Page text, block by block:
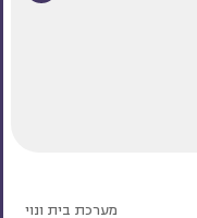
מערכת בית ונוי